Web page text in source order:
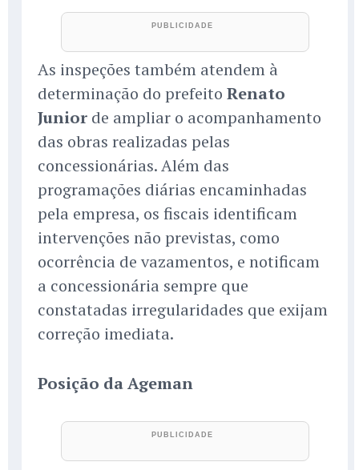
As inspeções também atendem à
determinação do prefeito Renato
Junior de ampliar o acompanhamento
das obras realizadas pelas
concessionárias. Além das
programações diárias encaminhadas
pela empresa, os fiscais identificam
intervenções não previstas, como
ocorrência de vazamentos, e notificam
a concessionária sempre que
constatadas irregularidades que exijam
correção imediata.
Posição da Ageman